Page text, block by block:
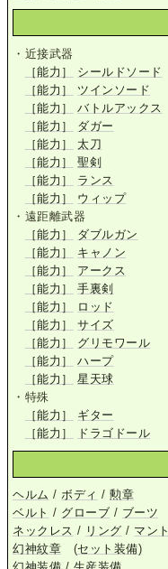
・近接武器
［能力］
シールドソード
［能力］
ツインソード
［能力］
バトルアックス
［能力］
ダガー
［能力］
太刀
［能力］
聖剣
［能力］
ランス
［能力］
ウィップ
・遠距離武器
［能力］
ダブルガン
［能力］
キャノン
［能力］
アークス
［能力］
手裏剣
［能力］
ロッド
［能力］
サイズ
［能力］
グリモワール
［能力］
ハープ
［能力］
星天球
・特殊
［能力］
ギター
［能力］
ドラゴドール
ヘルム / ボディ /勲章
ベルト / グローブ / ブーツ
ネックレス / リング / マント
幻神紋章 (セット装備)